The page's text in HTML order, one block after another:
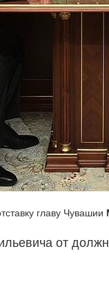
главу Чувашии
от